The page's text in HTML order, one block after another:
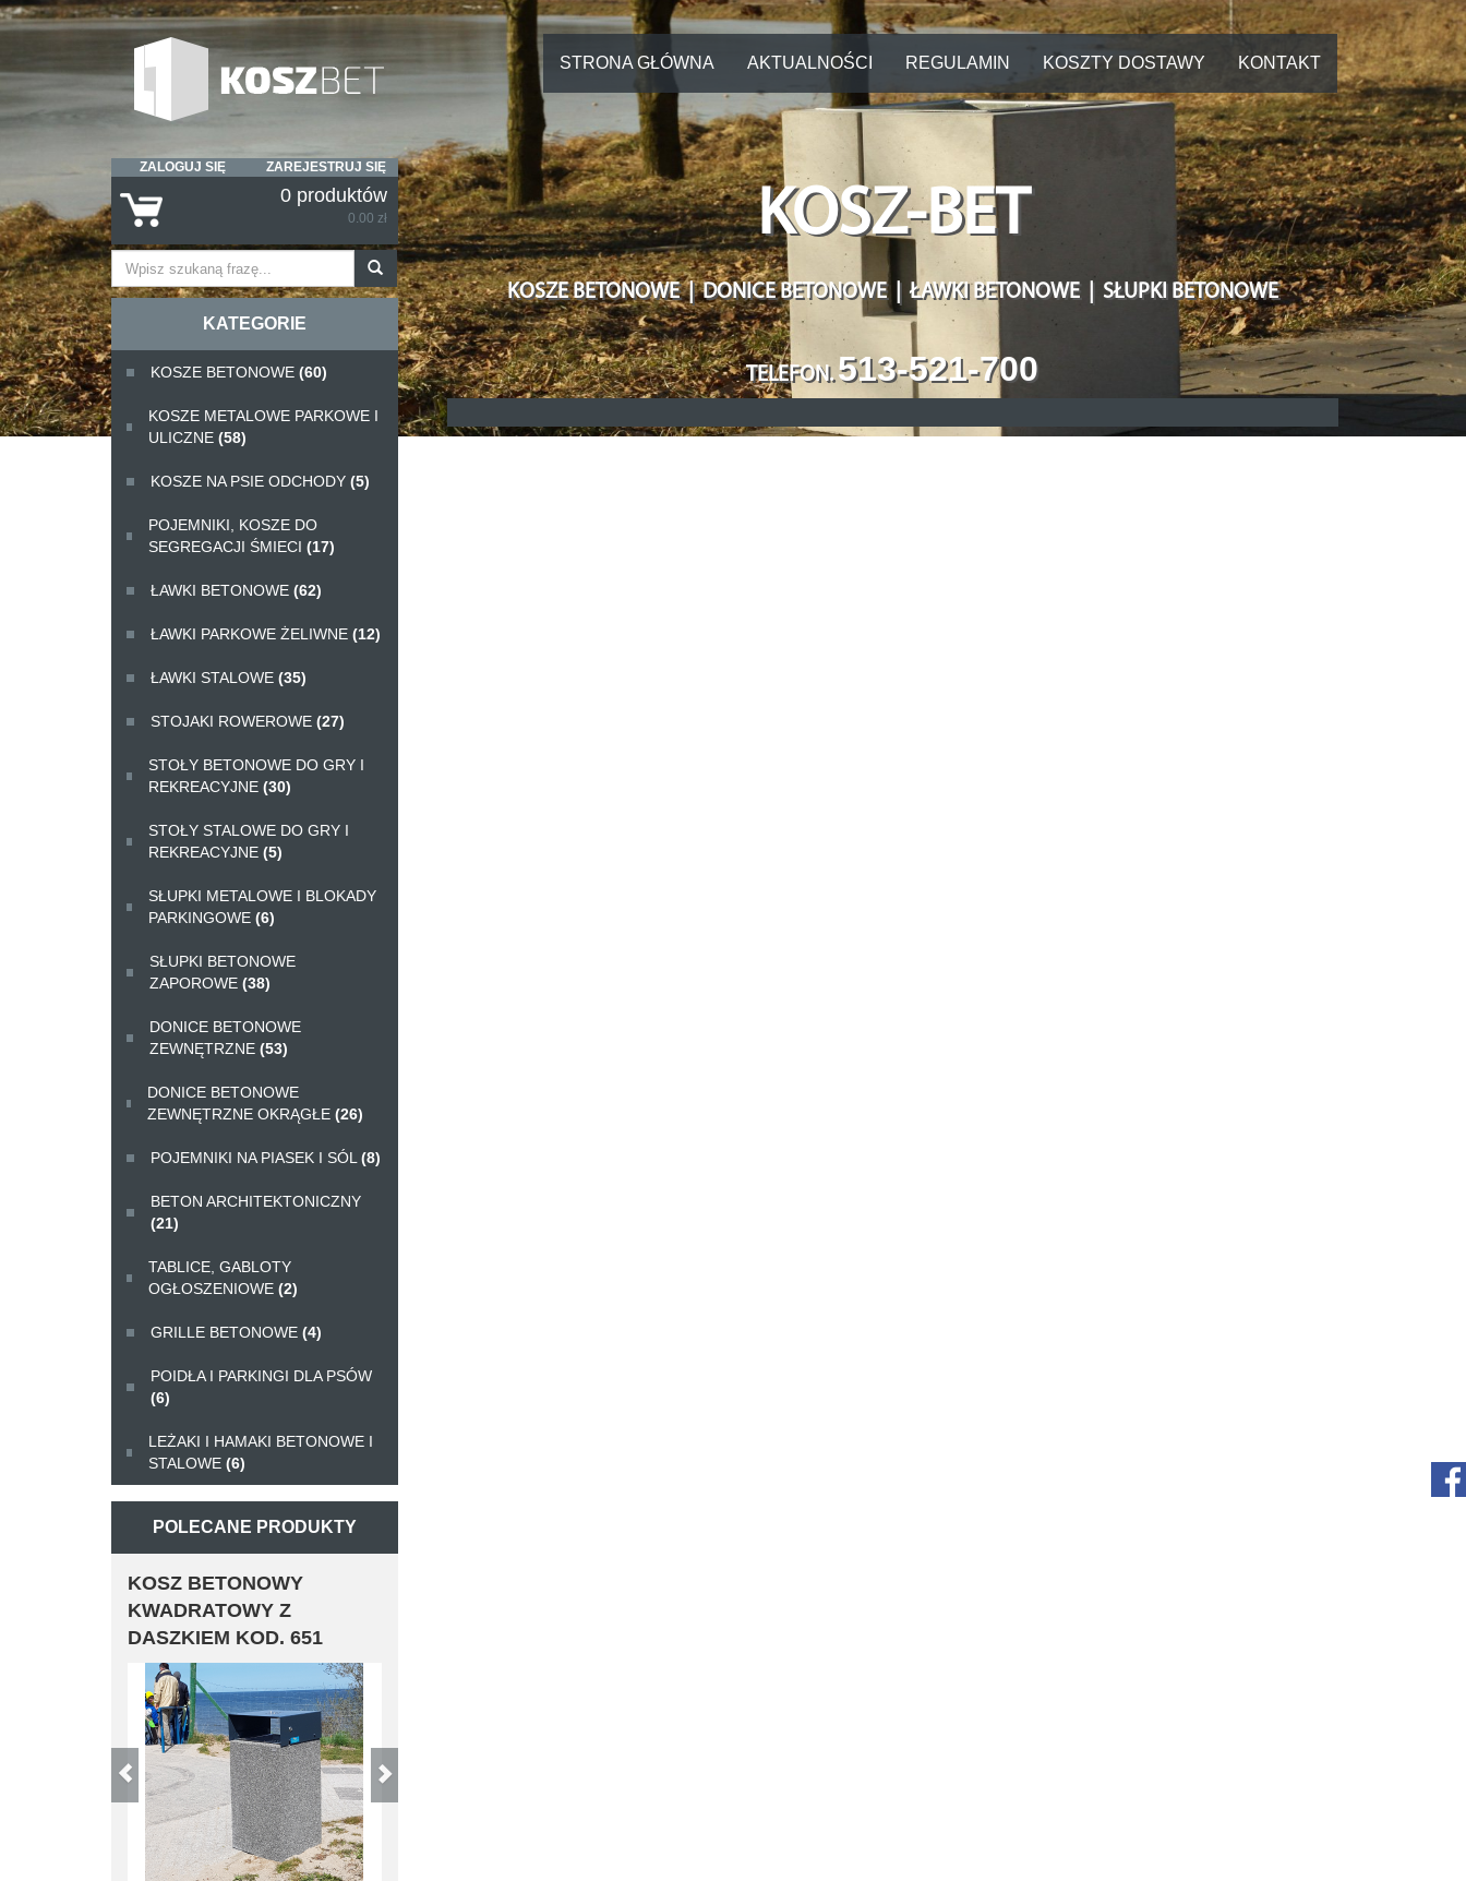
STRONA GŁÓWNA AKTUALNOŚCI REGULAMIN KOSZTY DOSTAWY KONTAKT
ZALOGUJ SIĘ ZAREJESTRUJ SIĘ
0 produktów
0.00 zł
KATEGORIE
KOSZE BETONOWE (60)
KOSZE METALOWE PARKOWE I
ULICZNE (58)
KOSZE NA PSIE ODCHODY (5)
POJEMNIKI, KOSZE DO
SEGREGACJI ŚMIECI (17)
ŁAWKI BETONOWE (62)
ŁAWKI PARKOWE ŻELIWNE (12)
ŁAWKI STALOWE (35)
STOJAKI ROWEROWE (27)
STOŁY BETONOWE DO GRY I
REKREACYJNE (30)
STOŁY STALOWE DO GRY I
REKREACYJNE (5)
SŁUPKI METALOWE I BLOKADY
PARKINGOWE (6)
SŁUPKI BETONOWE
ZAPOROWE (38)
DONICE BETONOWE
ZEWNĘTRZNE (53)
DONICE BETONOWE
ZEWNĘTRZNE OKRĄGŁE(26)
POJEMNIKI NA PIASEK I SÓL (8)
BETON ARCHITEKTONICZNY
(21)
TABLICE, GABLOTY
OGŁOSZENIOWE(2)
GRILLE BETONOWE (4)
POIDŁA I PARKINGI DLA PSÓW
(6)
LEŻAKI I HAMAKI BETONOWE I
STALOWE (6)
POLECANE PRODUKTY
KOSZ BETONOWY
KWADRATOWY Z
DASZKIEM KOD. 651
KOSZ-BET
KOSZE BETONOWE | DONICE BETONOWE | ŁAWKI BETONOWE | SŁUPKI BETONOWE
TELEFON.513-521-700